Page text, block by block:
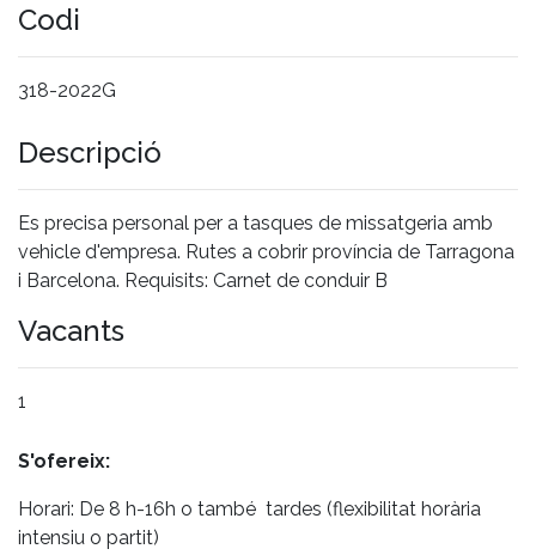
Codi
318-2022G
Descripció
Es precisa personal per a tasques de missatgeria amb
vehicle d'empresa. Rutes a cobrir província de Tarragona
i Barcelona. Requisits: Carnet de conduir B
Vacants
1
S'ofereix:
Horari: De 8 h-16h o també tardes (flexibilitat horària
intensiu o partit)